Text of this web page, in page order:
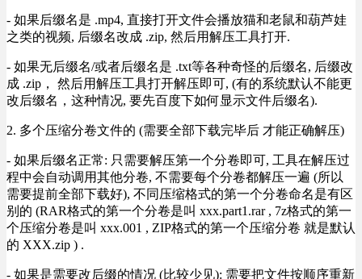
- 如果后缀名是 .mp4, 直接打开文件会播放猫和老鼠和葫芦娃
之类的视频, 后缀名改成 .zip, 然后用解压工具打开.
- 如果无后缀名/或者后缀名是 .txt等各种奇怪的后缀名, 后缀改
成 .zip， 然后用解压工具打开解压即可, (有的系统默认不能更
改后缀名，这种情况, 要先百度下如何显示文件后缀名).
2. 多个压缩分卷文件的 (需要全部下载完毕后 才能正确解压)
- 如果后缀名正常: 只需要解压第一个分卷即可, 工具在解压过
程中会自动调用其他分卷, 不需要每个分卷都解压一遍 (所以
需要提前全部下载好), 不同压缩格式的第一个分卷命名是有区
别的 (RAR格式的第一个分卷是叫 xxx.part1.rar , 7z格式的第一
个压缩分卷是叫 xxx.001 , ZIP格式的第一个压缩分卷 就是默认
的 XXX.zip ) .
- 如果是需要改后缀的情况 (比较少见): 需要把文件按顺序重新